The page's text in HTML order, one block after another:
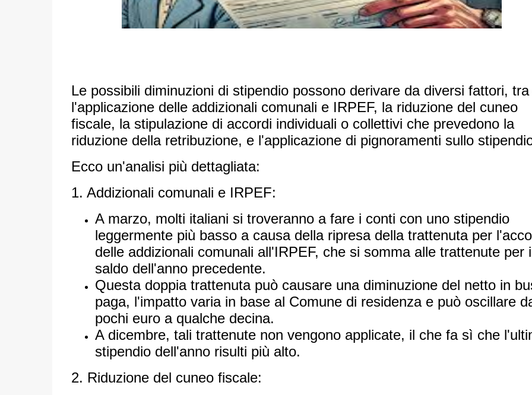
Le possibili diminuzioni di stipendio possono derivare da diversi fattori, tra
l'applicazione delle addizionali comunali e IRPEF, la riduzione del cuneo
fiscale, la stipulazione di accordi individuali o collettivi che prevedono la
riduzione della retribuzione, e l'applicazione di pignoramenti sullo
Ecco un'analisi più dettagliata:
1. Addizionali comunali e IRPEF:
A marzo, molti italiani si troveranno a fare i conti con uno stipendio
leggermente più basso a causa della ripresa della trattenuta per
delle addizionali comunali all'IRPEF, che si somma alle trattenute per
saldo dell'anno precedente.
Questa doppia trattenuta può causare una diminuzione del netto in
paga, l'impatto varia in base al Comune di residenza e può oscillare
pochi euro a qualche decina.
A dicembre, tali trattenute non vengono applicate, il che fa sì che
stipendio dell'anno risulti più alto.
2. Riduzione del cuneo fiscale: